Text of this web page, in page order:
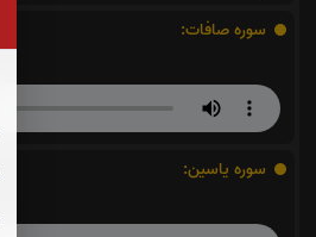
سوره صافات:
سوره یاسین: